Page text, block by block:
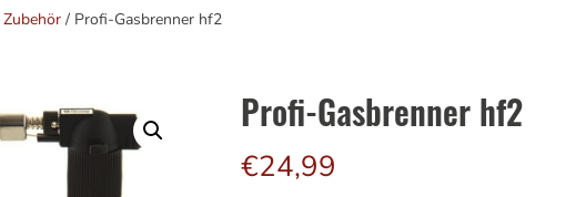
Zubehör/ Profi-Gasbrenner hf2
Profi-Gasbrenner hf2
€24,99